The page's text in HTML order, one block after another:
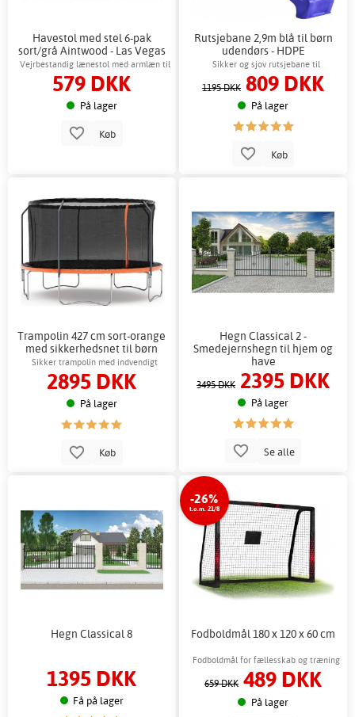
Havestol med stel 6-pak
sort/grå Aintwood - Las Vegas
Vejrbestandig lænestol med armlæn til
terrassen
579 DKK
På lager
Køb
Rutsjebane 2,9m blå til børn
udendørs - HDPE
Sikker og sjov rutsjebane til
legestrukturer
1195 DKK 809 DKK
På lager
Køb
Trampolin 427 cm sort-orange
med sikkerhedsnet til børn
Sikker trampolin med indvendigt
sikkerhedsnet
2895 DKK
På lager
Køb
Hegn Classical 2 -
Smedejernshegn til hjem og
have
3495 DKK 2395 DKK
På lager
Se alle
Hegn Classical 8
1395 DKK
Få på lager
-26%
t.o.m. 21/8
Fodboldmål 180 x 120 x 60 cm
Fodboldmål for fællesskab og træning
659 DKK 489 DKK
På lager